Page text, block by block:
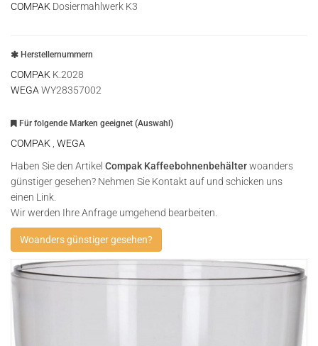
COMPAK Dosiermahlwerk K3
Herstellernummern
COMPAK K.2028
WEGA WY28357002
Für folgende Marken geeignet (Auswahl)
COMPAK
WEGA
Haben Sie den Artikel Compak Kaffeebohnenbehälterwoanders
günstiger gesehen? Nehmen Sie Kontakt auf und schicken uns
einen Link.
Wir werden Ihre Anfrage umgehend bearbeiten.
Woanders günstiger gesehen?